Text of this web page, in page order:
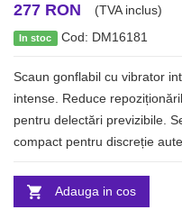
277 RON (TVA inclus)
In stoc Cod: DM16181
Scaun gonflabil cu vibrator
intense. Reduce
pentru delectări previzibile.
compact pentru discreție
Adauga in cos